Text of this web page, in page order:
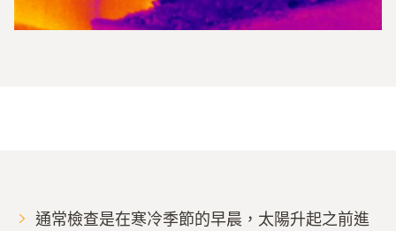
通常檢查是在寒冷季節的早晨，太陽升起之前進